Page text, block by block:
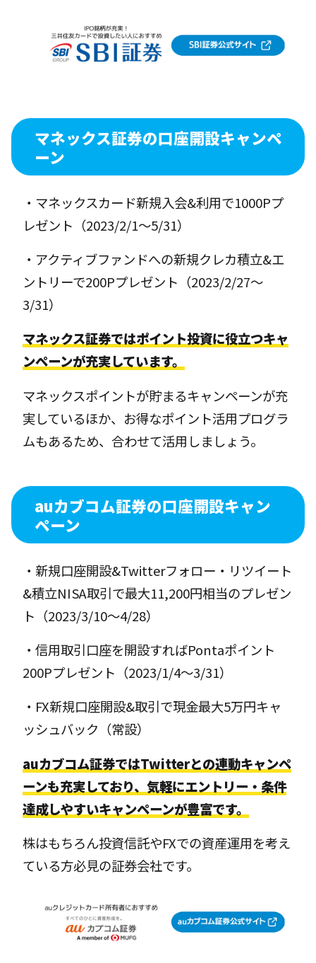
マネックス証券の口座開設キャンペ
ーン
・マネックスカード新規入会&利用で1000Pプ
レゼント（2023/2/1〜5/31）
・アクティブファンドへの新規クレカ積立&エ
ントリーで200Pプレゼント（2023/2/27〜
3/31）
マネックス証券ではポイント投資に役立つキャ
ンペーンが充実しています。
マネックスポイントが貯まるキャンペーンが充
実しているほか、お得なポイント活用プログラ
ムもあるため、合わせて活用しましょう。
auカブコム証券の口座開設キャン
ペーン
・新規口座開設&Twitterフォロー・リツイート
&積立NISA取引で最大11,200円相当のプレゼン
ト（2023/3/10〜4/28）
・信用取引口座を開設すればPontaポイント
200Pプレゼント（2023/1/4〜3/31）
・FX新規口座開設&取引で現金最大5万円キャ
ッシュバック（常設）
auカブコム証券ではTwitterとの連動キャンペ
ーンも充実しており、気軽にエントリー・条件
達成しやすいキャンペーンが豊富です。
株はもちろん投資信託やFXでの資産運用を考え
ている方必見の証券会社です。